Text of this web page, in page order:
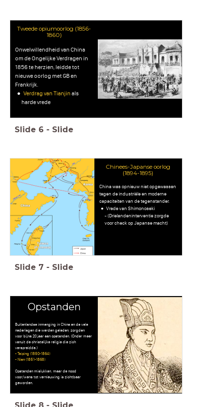
Tweede opiumoorlog (1856-
1860)
Onwelwillendheid van China
om de Ongelijke Verdragen in
1856 te herzien, leidde tot
nieuwe oorlog met GB en
Frankrijk.
Verdrag van Tianjin als
harde vrede
Slide 6 - Slide
Chinees-Japanse oorlog
(1894-1895)
China was opnieuw niet opgewassen
tegen de industriële en moderne
capaciteiten van de tegenstander.
Vrede van Shimonoseki
- (Drielandeninterventie zorgde
voor check op Japanse macht)
Slide 7 - Slide
Opstanden
Buitenlandse inmenging in China en de vele
nederlagen die werden geleden, zorgden
voor bijna 20 jaar aan opstanden. (Onder meer
vanuit de christelijke religie die zich
verspreidde.)
- Taiping (1850-1864)
- Nian (1851-1868)
Opstanden mislukken, maar de nood
voor/wens tot vernieuwing is zichtbaar
geworden.